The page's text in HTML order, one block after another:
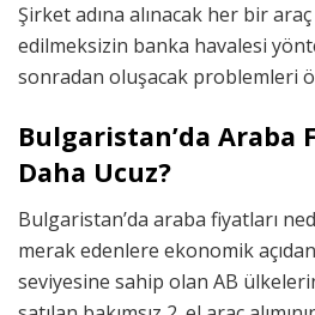
Şirket adına alınacak her bir
edilmeksizin banka havalesi
sonradan oluşacak problemleri
Bulgaristan’da Araba
Daha Ucuz?
Bulgaristan’da araba fiyatları
merak edenlere ekonomik
seviyesine sahip olan AB